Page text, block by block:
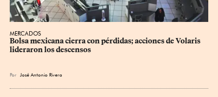
MERCADOS
Bolsa mexicana cierra con pérdidas; acciones de Volaris
lideraron los descensos
Por José Antonio Rivera